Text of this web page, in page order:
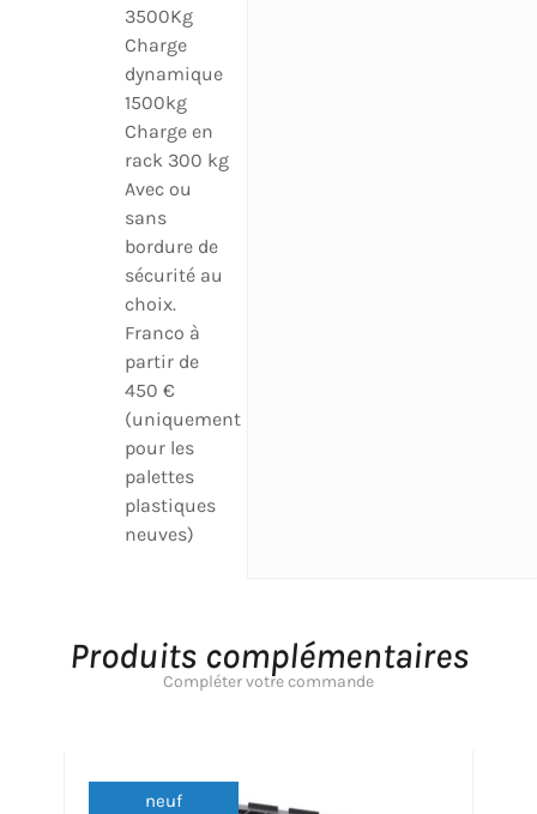
3500Kg
Charge
dynamique
1500kg
Charge en
rack 300 kg
Avec ou
sans
bordure de
sécurité au
choix.
Franco à
partir de
450 €
(uniquement
pour les
palettes
plastiques
neuves)
Produits complémentaires
Compléter votre commande
neuf